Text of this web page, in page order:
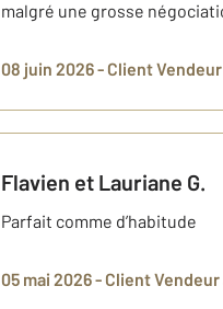
malgré une grosse
08 juin 2026 - Client Vendeur
Flavien et Lauriane G.
Parfait comme d’habitude
05 mai 2026 - Client Vendeur